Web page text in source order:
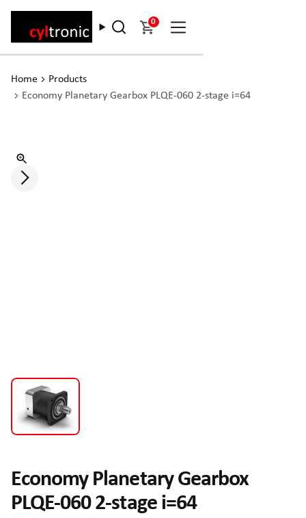
0
Home
Products
Economy Planetary Gearbox PLQE-060 2-stage i=64
Economy Planetary Gearbox
PLQE-060 2-stage i=64